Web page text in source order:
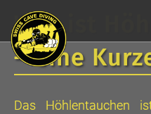
Was ist
– eine
Das Höhlentauchen